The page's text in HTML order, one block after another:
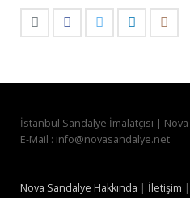
İstanbul Sandalye İmalatçısı |
E-Mail : info@novasandalye.net
Nova Sandalye Hakkında | İletişim |